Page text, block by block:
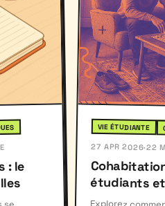
: le
VIE ÉTUDIANTE
27 APR 2026·22
étudiants